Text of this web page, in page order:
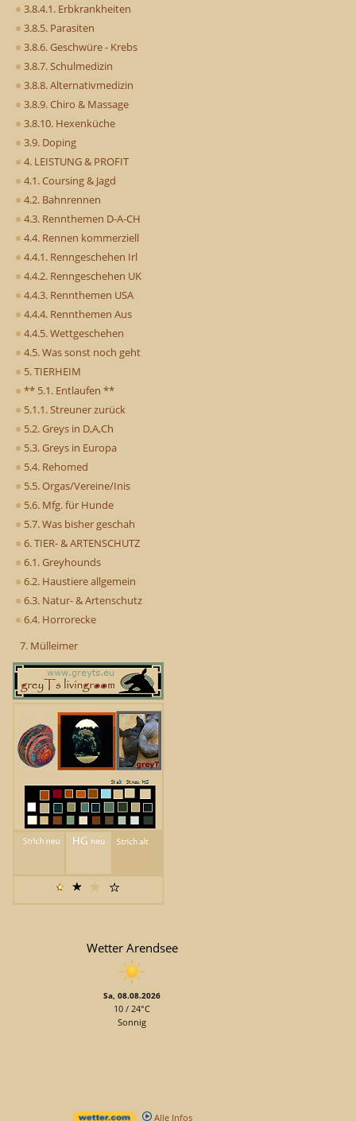
3.8.4.1. Erbkrankheiten
3.8.5. Parasiten
3.8.6. Geschwüre - Krebs
3.8.7. Schulmedizin
3.8.8. Alternativmedizin
3.8.9. Chiro & Massage
3.8.10. Hexenküche
3.9. Doping
4. LEISTUNG & PROFIT
4.1. Coursing & Jagd
4.2. Bahnrennen
4.3. Rennthemen D-A-CH
4.4. Rennen kommerziell
4.4.1. Renngeschehen Irl
4.4.2. Renngeschehen UK
4.4.3. Rennthemen USA
4.4.4. Rennthemen Aus
4.4.5. Wettgeschehen
4.5. Was sonst noch geht
5. TIERHEIM
** 5.1. Entlaufen **
5.1.1. Streuner zurück
5.2. Greys in D,A,Ch
5.3. Greys in Europa
5.4. Rehomed
5.5. Orgas/Vereine/Inis
5.6. Mfg. für Hunde
5.7. Was bisher geschah
6. TIER- & ARTENSCHUTZ
6.1. Greyhounds
6.2. Haustiere allgemein
6.3. Natur- & Artenschutz
6.4. Horrorecke
7. Mülleimer
Wetter Arendsee
Sa, 08.08.2026
10 / 24°C
Sonnig
Alle Infos